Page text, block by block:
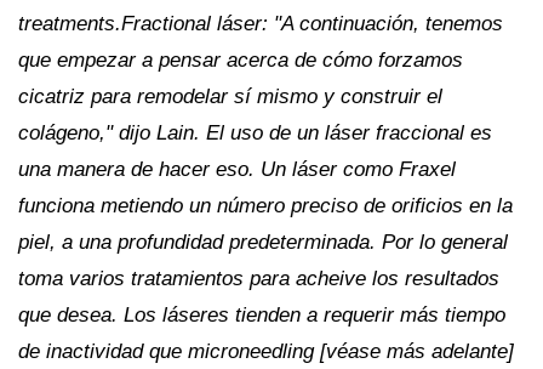
treatments.Fractional láser: "A continuación, tenemos
que empezar a pensar acerca de cómo forzamos
cicatriz para remodelar sí mismo y construir el
colágeno," dijo Lain. El uso de un láser fraccional es
una manera de hacer eso. Un láser como Fraxel
funciona metiendo un número preciso de orificios en la
piel, a una profundidad predeterminada. Por lo general
toma varios tratamientos para acheive los resultados
que desea. Los láseres tienden a requerir más tiempo
de inactividad que microneedling [véase más adelante]